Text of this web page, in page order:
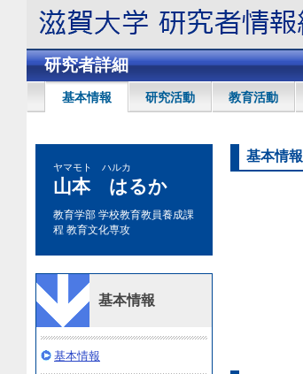
研究者詳細
基本情報 研究活動 教育活動
ヤマモト ハルカ
山本 はるか
教育学部 学校教育教員養成課
程 教育文化専攻
基本情報
基本情報
基本情報